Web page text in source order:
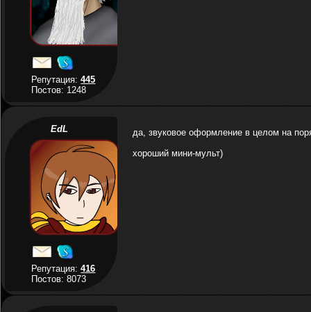
Репутация:445
Постов: 1248
EdL
Репутация:416
Постов: 8073
да, звуковое оформление в целом на
хороший мини-мульт)